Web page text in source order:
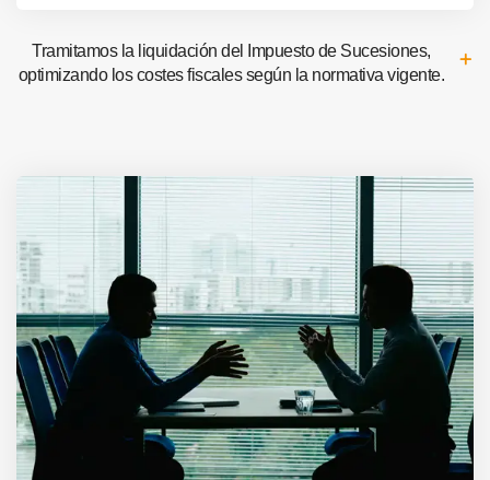
Tramitamos la liquidación del Impuesto de Sucesiones,
optimizando los costes fiscales según la normativa vigente.